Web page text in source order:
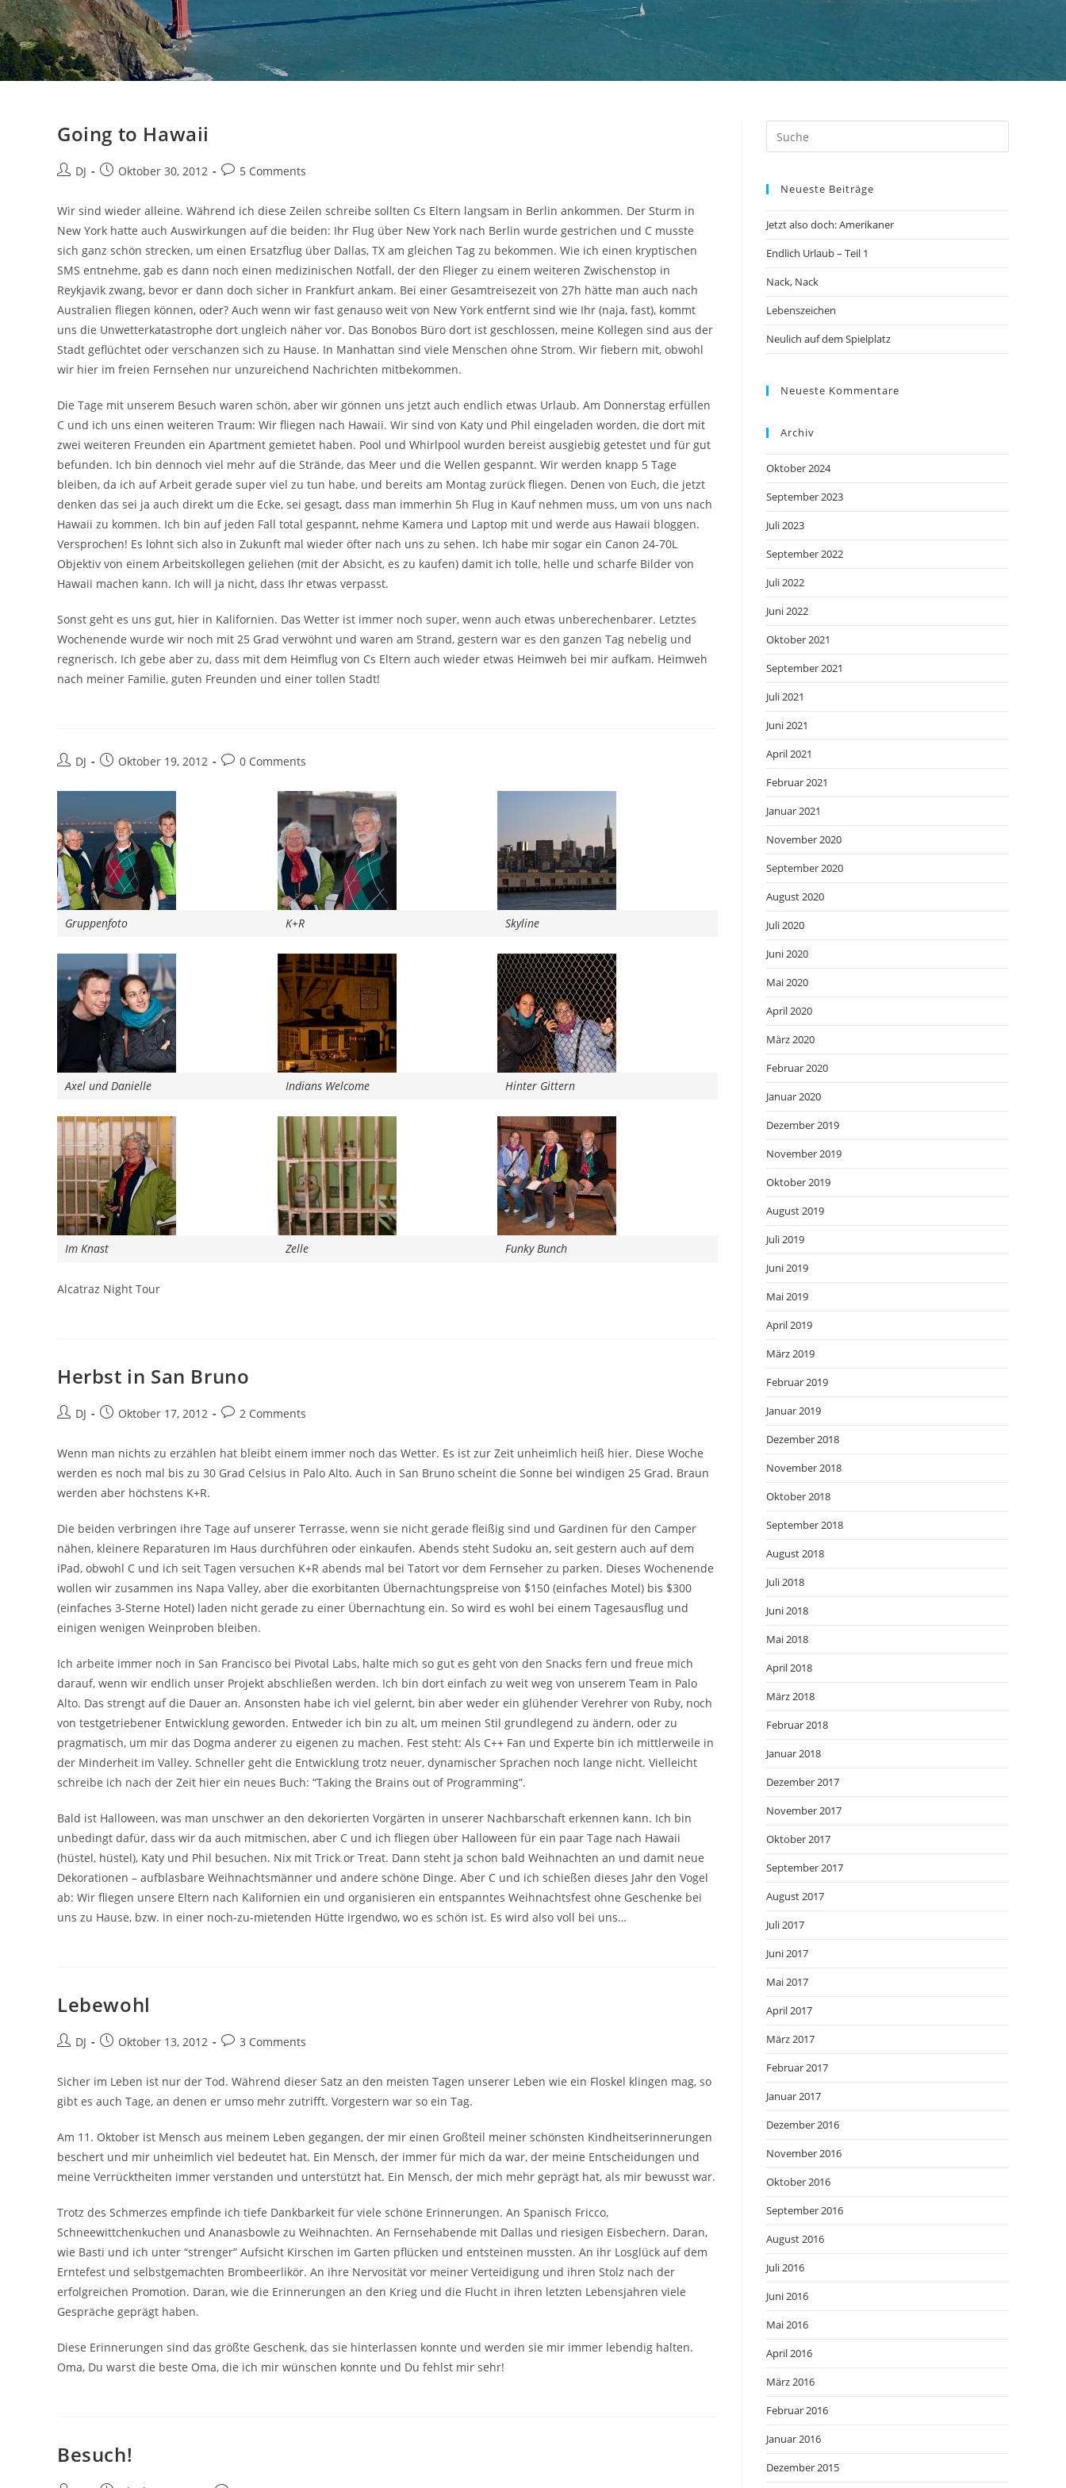
Going to Hawaii
Beitrags-
DJ
BeitragOktober 30, 2012
Beitrags-
5 Comments
Wir sind wieder alleine. Während ich diese Zeilen schreibe sollten Cs Eltern langsam in Berlin ankommen. Der Sturm in
New York hatte auch Auswirkungen auf die beiden: Ihr Flug über New York nach Berlin wurde gestrichen und C musste
sich ganz schön strecken, um einen Ersatzflug über Dallas, TX am gleichen Tag zu bekommen. Wie ich einen kryptischen
SMS entnehme, gab es dann noch einen medizinischen Notfall, der den Flieger zu einem weiteren Zwischenstop in
Reykjavik zwang, bevor er dann doch sicher in Frankfurt ankam. Bei einer Gesamtreisezeit von 27h hätte man auch nach
Australien fliegen können, oder? Auch wenn wir fast genauso weit von New York entfernt sind wie Ihr (naja, fast), kommt
uns die Unwetterkatastrophe dort ungleich näher vor. Das Bonobos Büro dort ist geschlossen, meine Kollegen sind aus der
Stadt geflüchtet oder verschanzen sich zu Hause. In Manhattan sind viele Menschen ohne Strom. Wir fiebern mit, obwohl
wir hier im freien Fernsehen nur unzureichend Nachrichten mitbekommen.
Die Tage mit unserem Besuch waren schön, aber wir gönnen uns jetzt auch endlich etwas Urlaub. Am Donnerstag erfüllen
C und ich uns einen weiteren Traum: Wir fliegen nach Hawaii. Wir sind von Katy und Phil eingeladen worden, die dort mit
zwei weiteren Freunden ein Apartment gemietet haben. Pool und Whirlpool wurden bereist ausgiebig getestet und für gut
befunden. Ich bin dennoch viel mehr auf die Strände, das Meer und die Wellen gespannt. Wir werden knapp 5 Tage
bleiben, da ich auf Arbeit gerade super viel zu tun habe, und bereits am Montag zurück fliegen. Denen von Euch, die jetzt
denken das sei ja auch direkt um die Ecke, sei gesagt, dass man immerhin 5h Flug in Kauf nehmen muss, um von uns nach
Hawaii zu kommen. Ich bin auf jeden Fall total gespannt, nehme Kamera und Laptop mit und werde aus Hawaii bloggen.
Versprochen! Es lohnt sich also in Zukunft mal wieder öfter nach uns zu sehen. Ich habe mir sogar ein Canon 24-70L
Objektiv von einem Arbeitskollegen geliehen (mit der Absicht, es zu kaufen) damit ich tolle, helle und scharfe Bilder von
Hawaii machen kann. Ich will ja nicht, dass Ihr etwas verpasst.
Sonst geht es uns gut, hier in Kalifornien. Das Wetter ist immer noch super, wenn auch etwas unberechenbarer. Letztes
Wochenende wurde wir noch mit 25 Grad verwöhnt und waren am Strand, gestern war es den ganzen Tag nebelig und
regnerisch. Ich gebe aber zu, dass mit dem Heimflug von Cs Eltern auch wieder etwas Heimweh bei mir aufkam. Heimweh
nach meiner Familie, guten Freunden und einer tollen Stadt!
Beitrags-
DJ
BeitragOktober 19, 2012
Beitrags-
0 Comments
Gruppenfoto K+R Skyline
Axel und Danielle Indians Welcome Hinter Gittern
Im Knast Zelle Funky Bunch
Alcatraz Night Tour
Herbst in San Bruno
Beitrags-
DJ
BeitragOktober 17, 2012
Beitrags-
2 Comments
Wenn man nichts zu erzählen hat bleibt einem immer noch das Wetter. Es ist zur Zeit unheimlich heiß hier. Diese Woche
werden es noch mal bis zu 30 Grad Celsius in Palo Alto. Auch in San Bruno scheint die Sonne bei windigen 25 Grad. Braun
werden aber höchstens K+R.
Die beiden verbringen ihre Tage auf unserer Terrasse, wenn sie nicht gerade fleißig sind und Gardinen für den Camper
nähen, kleinere Reparaturen im Haus durchführen oder einkaufen. Abends steht Sudoku an, seit gestern auch auf dem
iPad, obwohl C und ich seit Tagen versuchen K+R abends mal bei Tatort vor dem Fernseher zu parken. Dieses Wochenende
wollen wir zusammen ins Napa Valley, aber die exorbitanten Übernachtungspreise von $150 (einfaches Motel) bis $300
(einfaches 3-Sterne Hotel) laden nicht gerade zu einer Übernachtung ein. So wird es wohl bei einem Tagesausflug und
einigen wenigen Weinproben bleiben.
Ich arbeite immer noch in San Francisco bei Pivotal Labs, halte mich so gut es geht von den Snacks fern und freue mich
darauf, wenn wir endlich unser Projekt abschließen werden. Ich bin dort einfach zu weit weg von unserem Team in Palo
Alto. Das strengt auf die Dauer an. Ansonsten habe ich viel gelernt, bin aber weder ein glühender Verehrer von Ruby, noch
von testgetriebener Entwicklung geworden. Entweder ich bin zu alt, um meinen Stil grundlegend zu ändern, oder zu
pragmatisch, um mir das Dogma anderer zu eigenen zu machen. Fest steht: Als C++ Fan und Experte bin ich mittlerweile in
der Minderheit im Valley. Schneller geht die Entwicklung trotz neuer, dynamischer Sprachen noch lange nicht. Vielleicht
schreibe ich nach der Zeit hier ein neues Buch: “Taking the Brains out of Programming”.
Bald ist Halloween, was man unschwer an den dekorierten Vorgärten in unserer Nachbarschaft erkennen kann. Ich bin
unbedingt dafür, dass wir da auch mitmischen, aber C und ich fliegen über Halloween für ein paar Tage nach Hawaii
(hüstel, hüstel), Katy und Phil besuchen. Nix mit Trick or Treat. Dann steht ja schon bald Weihnachten an und damit neue
Dekorationen – aufblasbare Weihnachtsmänner und andere schöne Dinge. Aber C und ich schießen dieses Jahr den Vogel
ab: Wir fliegen unsere Eltern nach Kalifornien ein und organisieren ein entspanntes Weihnachtsfest ohne Geschenke bei
uns zu Hause, bzw. in einer noch-zu-mietenden Hütte irgendwo, wo es schön ist. Es wird also voll bei uns…
Lebewohl
Beitrags-
DJ
BeitragOktober 13, 2012
Beitrags-
3 Comments
Sicher im Leben ist nur der Tod. Während dieser Satz an den meisten Tagen unserer Leben wie ein Floskel klingen mag, so
gibt es auch Tage, an denen er umso mehr zutrifft. Vorgestern war so ein Tag.
Am 11. Oktober ist Mensch aus meinem Leben gegangen, der mir einen Großteil meiner schönsten Kindheitserinnerungen
beschert und mir unheimlich viel bedeutet hat. Ein Mensch, der immer für mich da war, der meine Entscheidungen und
meine Verrücktheiten immer verstanden und unterstützt hat. Ein Mensch, der mich mehr geprägt hat, als mir bewusst war.
Trotz des Schmerzes empfinde ich tiefe Dankbarkeit für viele schöne Erinnerungen. An Spanisch Fricco,
Schneewittchenkuchen und Ananasbowle zu Weihnachten. An Fernsehabende mit Dallas und riesigen Eisbechern. Daran,
wie Basti und ich unter “strenger” Aufsicht Kirschen im Garten pflücken und entsteinen mussten. An ihr Losglück auf dem
Erntefest und selbstgemachten Brombeerlikör. An ihre Nervosität vor meiner Verteidigung und ihren Stolz nach der
erfolgreichen Promotion. Daran, wie die Erinnerungen an den Krieg und die Flucht in ihren letzten Lebensjahren viele
Gespräche geprägt haben.
Diese Erinnerungen sind das größte Geschenk, das sie hinterlassen konnte und werden sie mir immer lebendig halten.
Oma, Du warst die beste Oma, die ich mir wünschen konnte und Du fehlst mir sehr!
Besuch!
Neueste Beiträge
Jetzt also doch: Amerikaner
Endlich Urlaub – Teil 1
Nack, Nack
Lebenszeichen
Neulich auf dem Spielplatz
Neueste Kommentare
Archiv
Oktober 2024
September 2023
Juli 2023
September 2022
Juli 2022
Juni 2022
Oktober 2021
September 2021
Juli 2021
Juni 2021
April 2021
Februar 2021
Januar 2021
November 2020
September 2020
August 2020
Juli 2020
Juni 2020
Mai 2020
April 2020
März 2020
Februar 2020
Januar 2020
Dezember 2019
November 2019
Oktober 2019
August 2019
Juli 2019
Juni 2019
Mai 2019
April 2019
März 2019
Februar 2019
Januar 2019
Dezember 2018
November 2018
Oktober 2018
September 2018
August 2018
Juli 2018
Juni 2018
Mai 2018
April 2018
März 2018
Februar 2018
Januar 2018
Dezember 2017
November 2017
Oktober 2017
September 2017
August 2017
Juli 2017
Juni 2017
Mai 2017
April 2017
März 2017
Februar 2017
Januar 2017
Dezember 2016
November 2016
Oktober 2016
September 2016
August 2016
Juli 2016
Juni 2016
Mai 2016
April 2016
März 2016
Februar 2016
Januar 2016
Dezember 2015